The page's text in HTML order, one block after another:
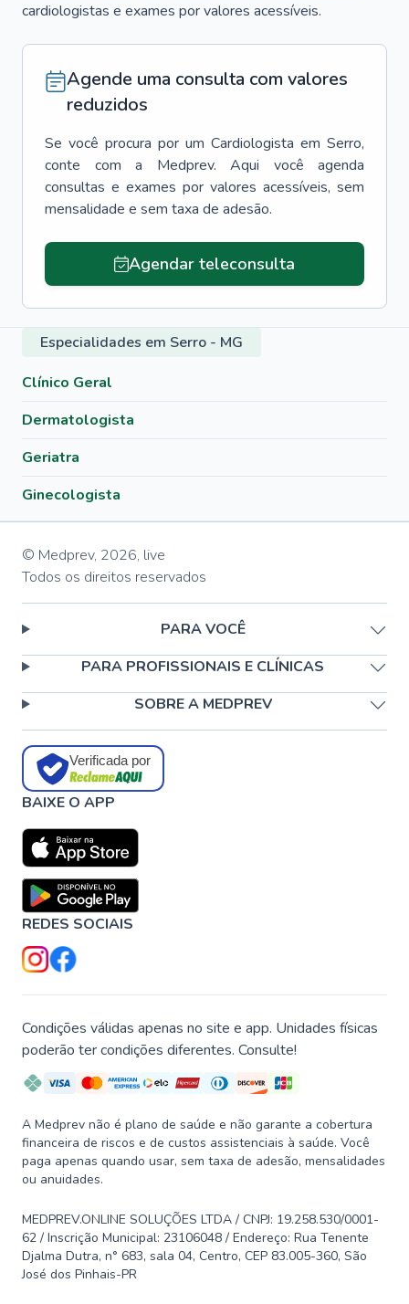
cardiologistas e exames por valores acessíveis.
Agende uma consulta com valores
reduzidos
Se você procura por um Cardiologista em Serro,
conte com a Medprev. Aqui você agenda
consultas e exames por valores acessíveis, sem
mensalidade e sem taxa de adesão.
Agendar teleconsulta
Especialidades em Serro - MG
Clínico Geral
Dermatologista
Geriatra
Ginecologista
© Medprev, 2026, live
Todos os direitos reservados
PARA VOCÊ
PARA PROFISSIONAIS E CLÍNICAS
SOBRE A MEDPREV
Verificada por
BAIXE O APP
REDES SOCIAIS
Condições válidas apenas no site e app. Unidades físicas
poderão ter condições diferentes. Consulte!
A Medprev não é plano de saúde e não garante a cobertura
financeira de riscos e de custos assistenciais à saúde. Você
paga apenas quando usar, sem taxa de adesão, mensalidades
ou anuidades.
MEDPREV.ONLINE SOLUÇÕES LTDA / CNPJ: 19.258.530/0001-
62 / Inscrição Municipal: 23106048 / Endereço: Rua Tenente
Djalma Dutra, n° 683, sala 04, Centro, CEP 83.005-360, São
José dos Pinhais-PR